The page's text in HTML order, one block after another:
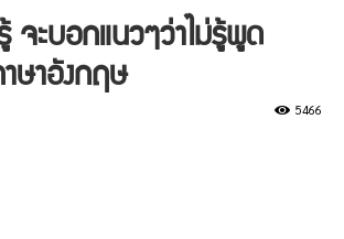
จะบอกแนวๆว่าไม่รู้พูด
ษาอังกฤษ
5466